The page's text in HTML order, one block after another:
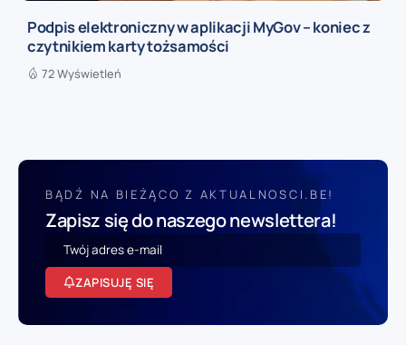
Podpis elektroniczny w aplikacji MyGov – koniec z
czytnikiem karty tożsamości
72 Wyświetleń
BĄDŹ NA BIEŻĄCO Z AKTUALNOSCI.BE!
Zapisz się do naszego newslettera!
ZAPISUJĘ SIĘ